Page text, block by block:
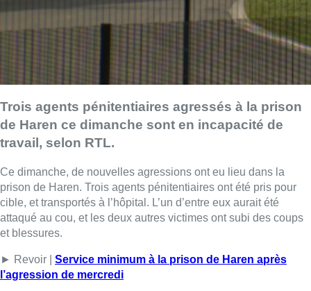
Trois agents pénitentiaires agressés à la prison
de Haren ce dimanche sont en incapacité de
travail, selon RTL.
Ce dimanche, de nouvelles agressions ont eu lieu dans la
prison de Haren. Trois agents pénitentiaires ont été pris pour
cible, et transportés à l’hôpital. L’un d’entre eux aurait été
attaqué au cou, et les deux autres victimes ont subi des coups
et blessures.
► Revoir | Service minimum à la prison de Haren après
l’agression de mercredi